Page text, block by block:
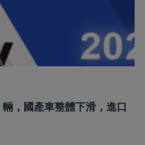
，國產車整體下滑，進口